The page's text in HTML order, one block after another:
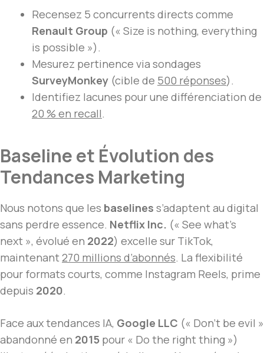
Recensez 5 concurrents directs comme
Renault Group (« Size is nothing, everything
is possible »).
Mesurez pertinence via sondages
SurveyMonkey (cible de 500 réponses).
Identifiez lacunes pour une différenciation de
20 % en recall.
Baseline et Évolution des
Tendances Marketing
Nous notons que les baselines s’adaptent au digital
sans perdre essence. Netflix Inc. (« See what’s
next », évolué en 2022) excelle sur TikTok,
maintenant270 millions d’abonnés. La flexibilité
pour formats courts, comme Instagram Reels, prime
depuis 2020.
Face aux tendances IA, Google LLC (« Don’t be evil »
abandonné en 2015 pour « Do the right thing »)